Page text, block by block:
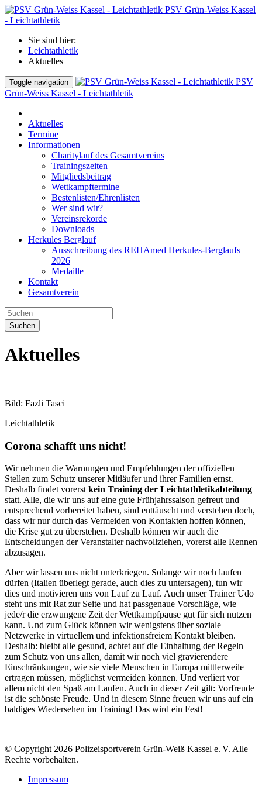
PSV Grün-Weiss Kassel
- Leichtathletik
Sie sind hier:
Leichtathletik
Aktuelles
Toggle navigation
PSV
Grün-Weiss Kassel - Leichtathletik
Aktuelles
Termine
Informationen
Charitylauf des Gesamtvereins
Trainingszeiten
Mitgliedsbeitrag
Wettkampftermine
Bestenlisten/Ehrenlisten
Wer sind wir?
Vereinsrekorde
Downloads
Herkules Berglauf
Ausschreibung des REHAmed Herkules-Berglaufs
2026
Medaille
Kontakt
Gesamtverein
Suchen
Aktuelles
Bild: Fazli Tasci
Leichtathletik
Corona schafft uns nicht!
Wir nehmen die Warnungen und Empfehlungen der offiziellen
Stellen zum Schutz unserer Mitläufer und ihrer Familien ernst.
Deshalb findet vorerst kein Training der Leichtathletikabteilung
statt. Alle, die wir uns auf eine gute Frühjahrssaison gefreut und
entsprechend vorbereitet haben, sind enttäuscht und verstehen doch,
dass wir nur durch das Vermeiden von Kontakten hoffen können,
die Krise gut zu überstehen. Deshalb können wir auch die
Entscheidungen der Veranstalter nachvollziehen, vorerst alle Rennen
abzusagen.
Aber wir lassen uns nicht unterkriegen. Solange wir noch laufen
dürfen (Italien überlegt gerade, auch dies zu untersagen), tun wir
dies und motivieren uns von Lauf zu Lauf. Auch unser Trainer Udo
steht uns mit Rat zur Seite und hat passgenaue Vorschläge, wie
jede/r die erzwungene Zeit der Wettkampfpause gut für sich nutzen
kann. Und zum Glück können wir wenigstens über soziale
Netzwerke in virtuellem und infektionsfreiem Kontakt bleiben.
Deshalb: bleibt alle gesund, achtet auf die Einhaltung der Regeln
zum Schutz von uns allen, damit wir noch viel gravierendere
Einschränkungen, wie sie viele Menschen in Europa mittlerweile
ertragen müssen, möglichst vermeiden können. Und verliert vor
allem nicht den Spaß am Laufen. Auch in dieser Zeit gilt: Vorfreude
ist die schönste Freude. Und in diesem Sinne freuen wir uns auf ein
baldiges Wiedersehen im Training! Das wird ein Fest!
© Copyright 2026 Polizeisportverein Grün-Weiß Kassel e. V. Alle
Rechte vorbehalten.
Impressum